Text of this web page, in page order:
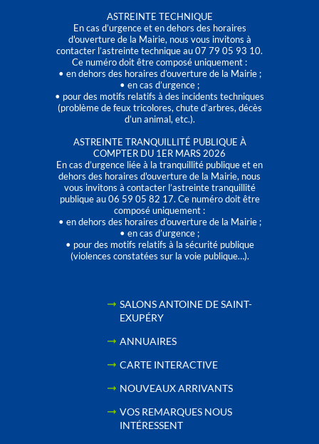
ASTREINTE TECHNIQUE
En cas d’urgence et en dehors des horaires
d'ouverture de la Mairie, nous vous invitons à
contacter l’astreinte technique au 07 79 05 93 10.
Ce numéro doit être composé uniquement :
• en dehors des horaires d’ouverture de la Mairie ;
• en cas d’urgence ;
• pour des motifs relatifs à des incidents techniques
(problème de feux tricolores, chute d’arbres, décès
d’un animal, etc.).
ASTREINTE TRANQUILLITÉ PUBLIQUE À
COMPTER DU 1ER MARS 2026
En cas d’urgence liée à la tranquillité publique et en
dehors des horaires d'ouverture de la Mairie, nous
vous invitons à contacter l’astreinte tranquillité
publique au 06 59 05 82 17. Ce numéro doit être
composé uniquement :
• en dehors des horaires d’ouverture de la Mairie ;
• en cas d’urgence ;
• pour des motifs relatifs à la sécurité publique
(violences constatées sur la voie publique…).
SALONS ANTOINE DE SAINT-
EXUPÉRY
ANNUAIRES
CARTE INTERACTIVE
NOUVEAUX ARRIVANTS
VOS REMARQUES NOUS
INTÉRESSENT